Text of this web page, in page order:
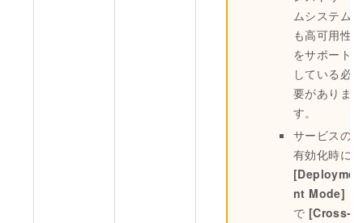
ムシステム
も高可用性
をサポート
している必
要がありま
す。
サービスの
有効化時に
[Deployme
nt Mode]
で [Cross-